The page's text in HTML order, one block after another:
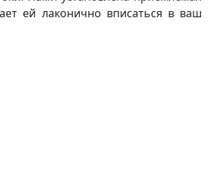
ей лаконично вписаться в ваш